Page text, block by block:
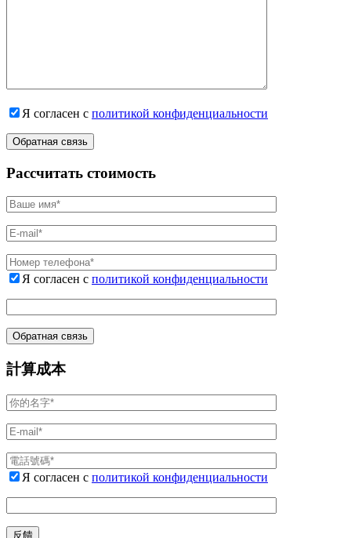
Я согласен с политикой конфиденциальности
Рассчитать стоимость
Я согласен с политикой конфиденциальности
計算成本
Я согласен с политикой конфиденциальности